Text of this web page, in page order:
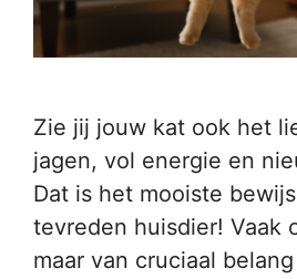
Zie jij jouw kat ook het
jagen, vol energie en
Dat is het mooiste
tevreden huisdier! Vaak
maar van cruciaal